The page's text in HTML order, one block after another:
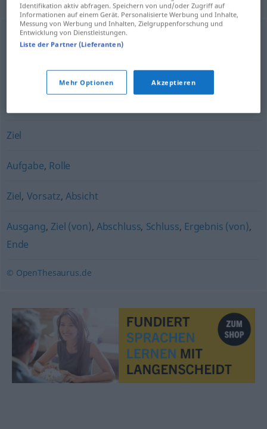
Synonyme für "Zweck"
Sendung,Berufung,Bestimmung
Nutzen,Sinn
Ziel
Aufgabe, Rolle
Ziel, Vorsatz, Absicht
Ausgang, Ziel (von), Abschluss, Schluss, Ergebnis (von),
Ende
© OpenThesaurus.de
Identifikation aktiv abfragen. Speichern von und/oder Zugriff auf
Informationen auf einem Gerät. Personalisierte Werbung und Inhalte,
Messung von Werbung und Inhalten, Zielgruppenforschung und
Entwicklung von Dienstleistungen.
Liste der Partner (Lieferanten)
Mehr Optionen Akzeptieren